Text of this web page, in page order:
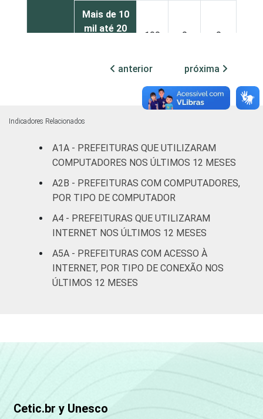
Mais de 10
mil até 20
100 0 0
habitantes
100 0
Mais de 50
100 mil
habitantes
100 0 0
Mais de
até 500
mil
habitantes
100 0
habitantes
anterior próxima
Indicadores Relacionados
A1A - PREFEITURAS QUE UTILIZARAM
COMPUTADORES NOS ÚLTIMOS 12 MESES
A2B - PREFEITURAS COM COMPUTADORES,
POR TIPO DE COMPUTADOR
A4 - PREFEITURAS QUE UTILIZARAM
INTERNET NOS ÚLTIMOS 12 MESES
A5A - PREFEITURAS COM ACESSO À
INTERNET, POR TIPO DE CONEXÃO NOS
ÚLTIMOS 12 MESES
Cetic.br y Unesco